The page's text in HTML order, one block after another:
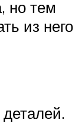
но тем
из него